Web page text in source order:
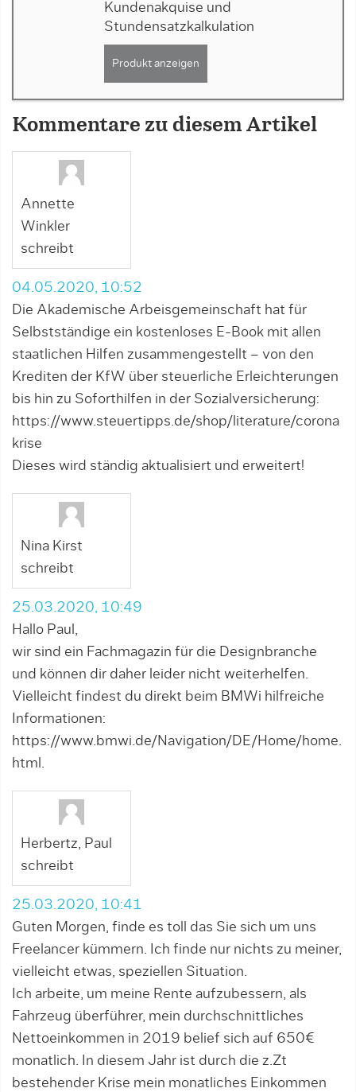
Kundenakquise und
Stundensatzkalkulation
Produkt anzeigen
Kommentare zu diesem Artikel
Annette
Winkler
schreibt
04.05.2020, 10:52
Die Akademische Arbeisgemeinschaft hat für
Selbstständige ein kostenloses E-Book mit allen
staatlichen Hilfen zusammengestellt – von den
Krediten der KfW über steuerliche Erleichterungen
bis hin zu Soforthilfen in der Sozialversicherung:
https://www.steuertipps.de/shop/literature/corona
krise
Dieses wird ständig aktualisiert und erweitert!
Nina Kirst
schreibt
25.03.2020, 10:49
Hallo Paul,
wir sind ein Fachmagazin für die Designbranche
und können dir daher leider nicht weiterhelfen.
Vielleicht findest du direkt beim BMWi hilfreiche
Informationen:
https://www.bmwi.de/Navigation/DE/Home/home.
html .
Herbertz, Paul
schreibt
25.03.2020, 10:41
Guten Morgen, finde es toll das Sie sich um uns
Freelancer kümmern. Ich finde nur nichts zu meiner,
vielleicht etwas, speziellen Situation.
Ich arbeite, um meine Rente aufzubessern, als
Fahrzeug überführer, mein durchschnittliches
Nettoeinkommen in 2019 belief sich auf 650€
monatlich. In diesem Jahr ist durch die z.Zt
bestehender Krise mein monatliches Einkommen